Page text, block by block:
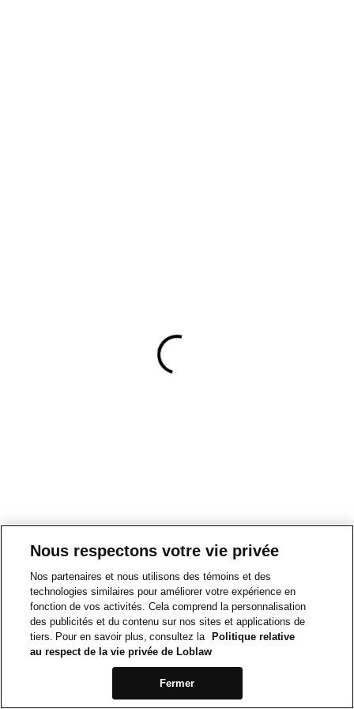
Nous respectons votre vie privée
Nos partenaires et nous utilisons des témoins et des
technologies similaires pour améliorer votre expérience en
fonction de vos activités. Cela comprend la personnalisation
des publicités et du contenu sur nos sites et applications de
tiers. Pour en savoir plus, consultez la
Politique relative
au respect de la vie privée de Loblaw
Fermer